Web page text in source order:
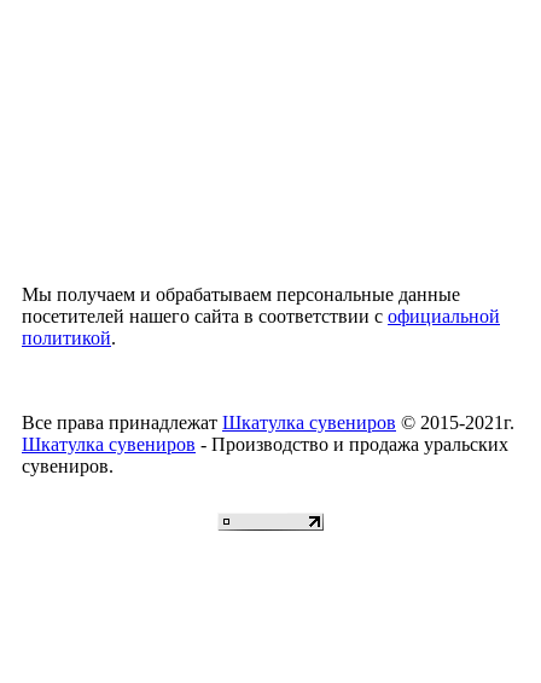
Мы получаем и обрабатываем персональные данные
посетителей нашего сайта в соответствии с официальной
политикой.
Все права принадлежат Шкатулка сувениров © 2015-2021г.
Шкатулка сувениров - Производство и продажа уральских
сувениров.